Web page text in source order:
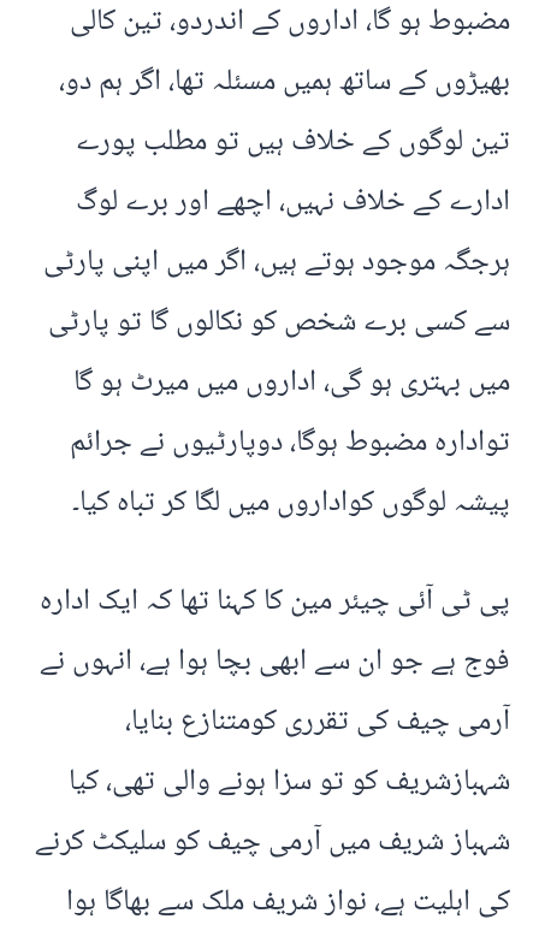
مضبوط ہو گا، اداروں کے اندردو، تین کالی
بھیڑوں کے ساتھ ہمیں مسئلہ تھا، اگر ہم دو،
تین لوگوں کے خلاف ہیں تو مطلب پورے
ادارے کے خلاف نہیں، اچھے اور برے لوگ
ہرجگہ موجود ہوتے ہیں، اگر میں اپنی پارٹی
سے کسی برے شخص کو نکالوں گا تو پارٹی
میں بہتری ہو گی، اداروں میں میرٹ ہو گا
توادارہ مضبوط ہوگا، دوپارٹیوں نے جرائم
پیشہ لوگوں کواداروں میں لگا کر تباہ کیا۔
پی ٹی آئی چیئر مین کا کہنا تھا کہ ایک ادارہ
فوج ہے جو ان سے ابھی بچا ہوا ہے، انہوں نے
آرمی چیف کی تقرری کومتنازع بنایا،
شہبازشریف کو تو سزا ہونے والی تھی، کیا
شہباز شریف میں آرمی چیف کو سلیکٹ کرنے
کی اہلیت ہے، نواز شریف ملک سے بھاگا ہوا